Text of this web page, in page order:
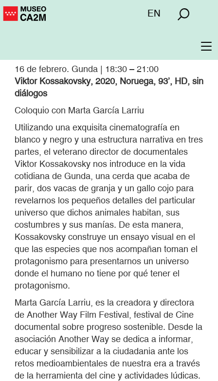
Pasar
Menú
EN
16 de febrero. Gunda | 18:30 – 21:00
Viktor Kossakovsky, 2020, Noruega, 93’, HD, sin
diálogos
Coloquio con Marta García Larriu
Utilizando una exquisita cinematografía en
blanco y negro y una estructura narrativa en tres
partes, el veterano director de documentales
Viktor Kossakovsky nos introduce en la vida
cotidiana de Gunda, una cerda que acaba de
parir, dos vacas de granja y un gallo cojo para
revelarnos los pequeños detalles del particular
universo que dichos animales habitan, sus
costumbres y sus manías. De esta manera,
Kossakovsky construye un ensayo visual en el
que las especies que nos acompañan toman el
protagonismo para presentarnos un universo
donde el humano no tiene por qué tener el
protagonismo.
Marta García Larriu, es la creadora y directora
de Another Way Film Festival, festival de Cine
documental sobre progreso sostenible. Desde la
asociación Another Way se dedica a informar,
educar y sensibilizar a la ciudadania ante los
retos medioambientales de nuestra era a través
de la herramienta del cine y actividades lúdicas.